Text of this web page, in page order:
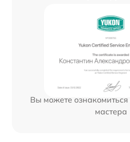
Вы можете
мастера